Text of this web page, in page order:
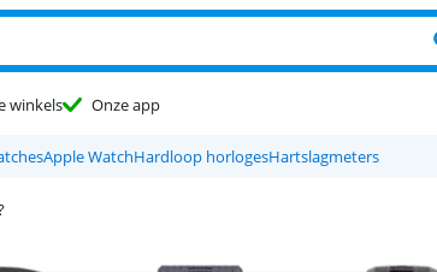
winkels Onze app
Apple WatchHardloop horlogesHartslagmeters